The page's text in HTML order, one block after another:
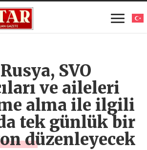
SVO
ve aileleri
alma ile ilgili
tek günlük bir
düzenleyecek